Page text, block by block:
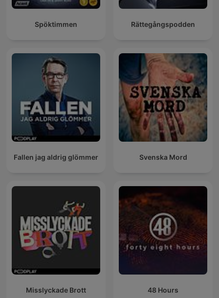
Spöktimmen Rättegångspodden
Fallen jag aldrig glömmer Svenska Mord
Misslyckade Brott 48 Hours